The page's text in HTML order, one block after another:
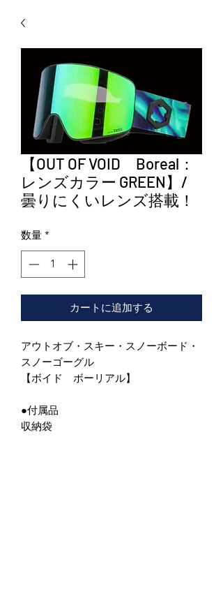
【OUT OF VOID Boreal：
レンズカラー GREEN】/
曇りにくいレンズ搭載！
数量 *
カートに追加する
アウトオブ・スキー・スノーボード・
スノーゴーグル
【ボイド ボーリアル】
●付属品
収納袋